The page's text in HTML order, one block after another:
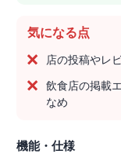
気になる点
店の投稿やレ
飲食店の掲載
なめ
機能・仕様